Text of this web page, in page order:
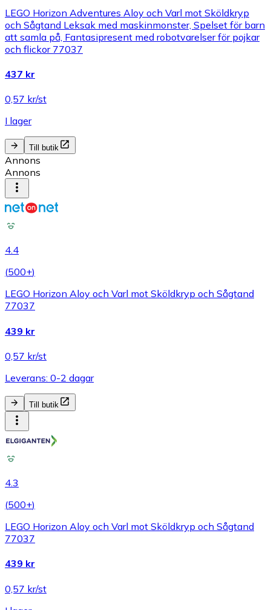
LEGO Horizon Adventures Aloy och Varl mot Sköldkryp
och Sågtand Leksak med maskinmonster, Spelset för barn
att samla på, Fantasipresent med robotvarelser för pojkar
och flickor 77037
437 kr
0,57 kr/st
I lager
Till butik
Annons
Annons
4.4
(500+)
LEGO Horizon Aloy och Varl mot Sköldkryp och Sågtand
77037
439 kr
0,57 kr/st
Leverans: 0-2 dagar
Till butik
4.3
(500+)
LEGO Horizon Aloy och Varl mot Sköldkryp och Sågtand
77037
439 kr
0,57 kr/st